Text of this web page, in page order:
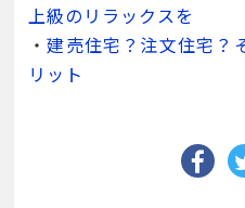
上級のリラックスを
・建売住宅？注文住宅？
リット